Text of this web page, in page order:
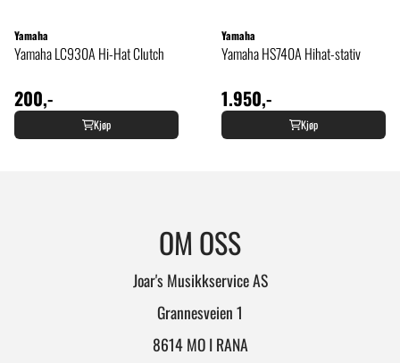
Yamaha
Yamaha LC930A Hi-Hat Clutch
200,-
Kjøp
Yamaha
Yamaha HS740A Hihat-stativ
1.950,-
Kjøp
OM OSS
Joar's Musikkservice AS
Grannesveien 1
8614 MO I RANA